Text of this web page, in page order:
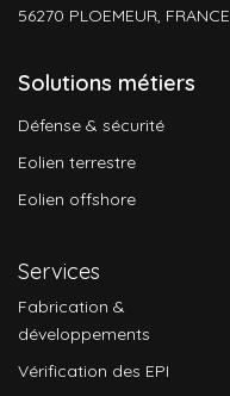
56270 PLOEMEUR, FRANCE
Solutions métiers
Défense & sécurité
Eolien terrestre
Eolien offshore
Services
Fabrication &
développements
Vérification des EPI